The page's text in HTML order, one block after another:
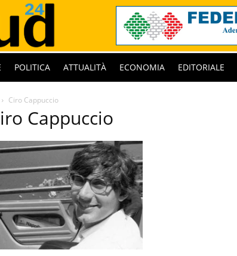
POLITICA ATTUALITÀ ECONOMIA EDITORIALE
Ciro Cappuccio
Cappuccio